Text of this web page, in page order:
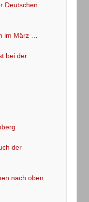
Deutschen
im März …
bei der
der
nach oben